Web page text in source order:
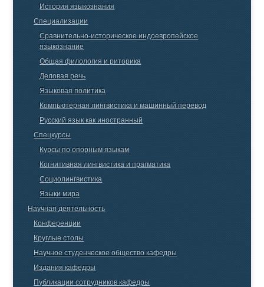
История языкознания
Специализации
Сравнительно-историческое индоевропейское
языкознание
Общая филология и риторика
Деловая речь
Языковая политика
Компьютерная лингвистика и машинный перевод
Русский язык как иностранный
Спецкурсы
Курсы по опорным языкам
Когнитивная лингвистика и прагматика
Социолингвистика
Языки мира
Научная деятельность
Конференции
Круглые столы
Научное студенческое общество кафедры
Издания кафедры
Публикации сотрудников кафедры